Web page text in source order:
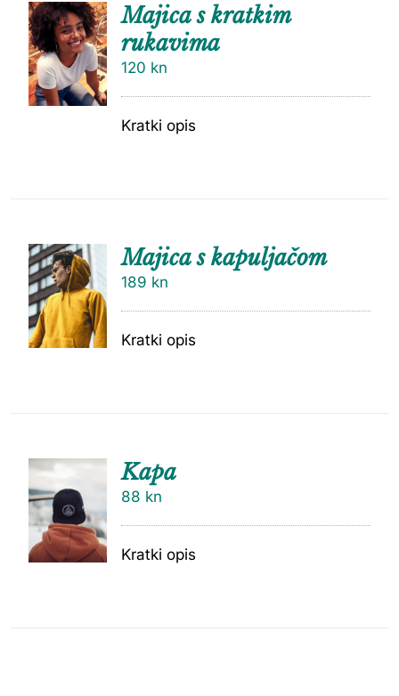
Majica s kratkim
rukavima
120 kn
Kratki opis
U
KOŠARI
Majica s kapuljačom
189 kn
Kratki opis
KOŠARI
CU
Kapa
88 kn
Kratki opis